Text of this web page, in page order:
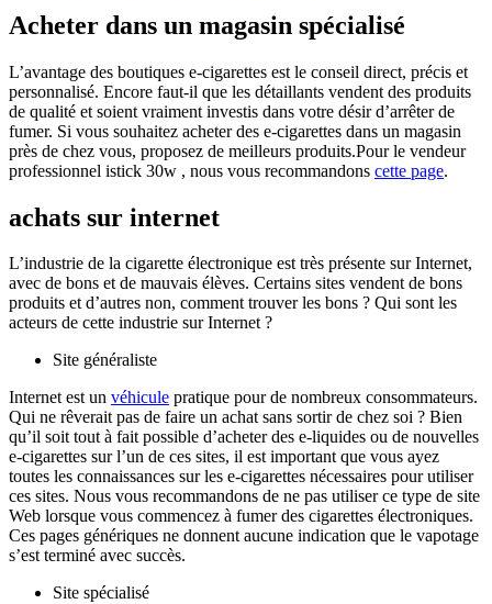
Acheter dans un magasin spécialisé
L’avantage des boutiques e-cigarettes est le conseil direct, précis et
personnalisé. Encore faut-il que les détaillants vendent des produits
de qualité et soient vraiment investis dans votre désir d’arrêter de
fumer. Si vous souhaitez acheter des e-cigarettes dans un magasin
près de chez vous, proposez de meilleurs produits.Pour le vendeur
professionnel istick 30w , nous vous recommandons cette page.
achats sur internet
L’industrie de la cigarette électronique est très présente sur Internet,
avec de bons et de mauvais élèves. Certains sites vendent de bons
produits et d’autres non, comment trouver les bons ? Qui sont les
acteurs de cette industrie sur Internet ?
Site généraliste
Internet est un véhicule pratique pour de nombreux consommateurs.
Qui ne rêverait pas de faire un achat sans sortir de chez soi ? Bien
qu’il soit tout à fait possible d’acheter des e-liquides ou de nouvelles
e-cigarettes sur l’un de ces sites, il est important que vous ayez
toutes les connaissances sur les e-cigarettes nécessaires pour utiliser
ces sites. Nous vous recommandons de ne pas utiliser ce type de site
Web lorsque vous commencez à fumer des cigarettes électroniques.
Ces pages génériques ne donnent aucune indication que le vapotage
s’est terminé avec succès.
Site spécialisé